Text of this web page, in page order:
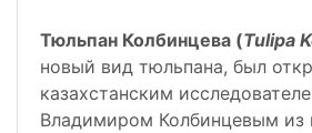
Тюльпан Колбинцева (Tulipa
новый вид тюльпана, был
казахстанским
Владимиром Колбинцевым из